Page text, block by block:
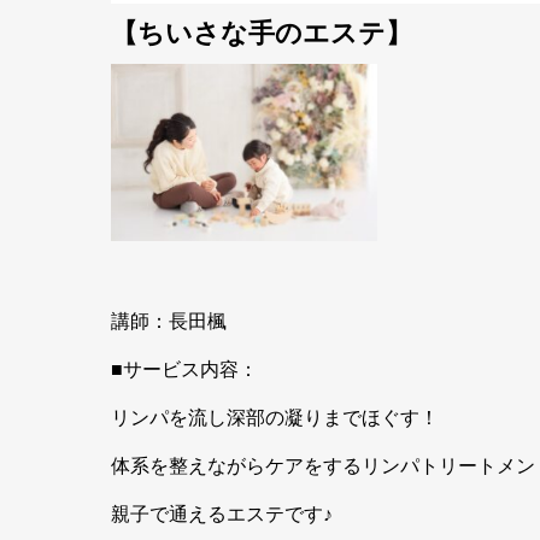
【ちいさな手のエステ】
講師：長田楓
■サービス内容：
リンパを流し深部の凝りまでほぐす！
体系を整えながらケアをするリンパトリートメン
親子で通えるエステです♪